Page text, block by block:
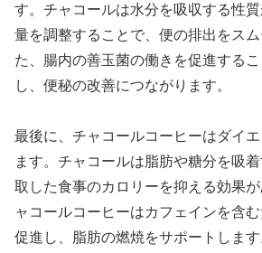
す。チャコールは水分を吸収する性
量を調整することで、便の排出をス
た、腸内の善玉菌の働きを促進する
し、便秘の改善につながります。
最後に、チャコールコーヒーはダイ
ます。チャコールは脂肪や糖分を吸
取した食事のカロリーを抑える効果
ャコールコーヒーはカフェインを含
促進し、脂肪の燃焼をサポートします